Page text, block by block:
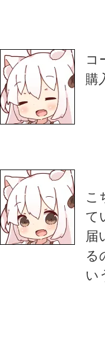
コ
購
こ
て
届
る
い